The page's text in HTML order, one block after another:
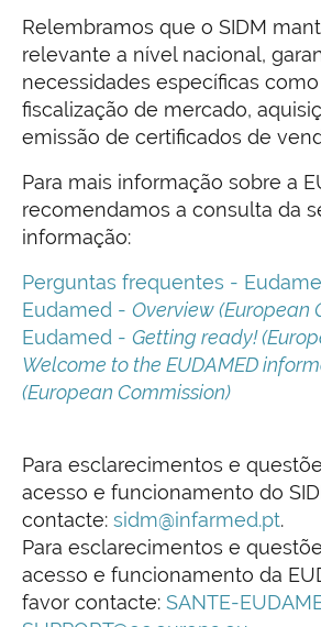
Relembramos que o SIDM
relevante a nível nacional,
necessidades específicas
fiscalização de mercado,
emissão de certificados de
Para mais informação sobre a
recomendamos a consulta da
informação:
Perguntas frequentes -
Eudamed - Overview (European
Eudamed - Getting ready!
Welcome to the EUDAMED
(European Commission)
Para esclarecimentos e
acesso e funcionamento do
contacte: sidm@infarmed.pt.
Para esclarecimentos e
acesso e funcionamento da
favor contacte: SANTE-